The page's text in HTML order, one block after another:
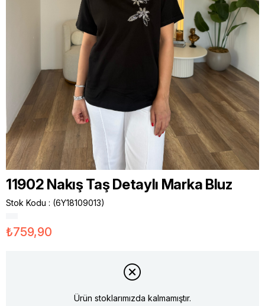
11902 Nakış Taş Detaylı Marka Bluz
Stok Kodu (6Y18109013)
₺759,90
Ürün stoklarımızda kalmamıştır.